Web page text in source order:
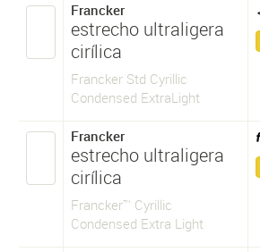
Francker
estrecho ultraligera
cirílica
Francker Std Cyrillic
Condensed ExtraLight
Francker
estrecho ultraligera
cirílica
Francker™ Cyrillic
Condensed Extra Light